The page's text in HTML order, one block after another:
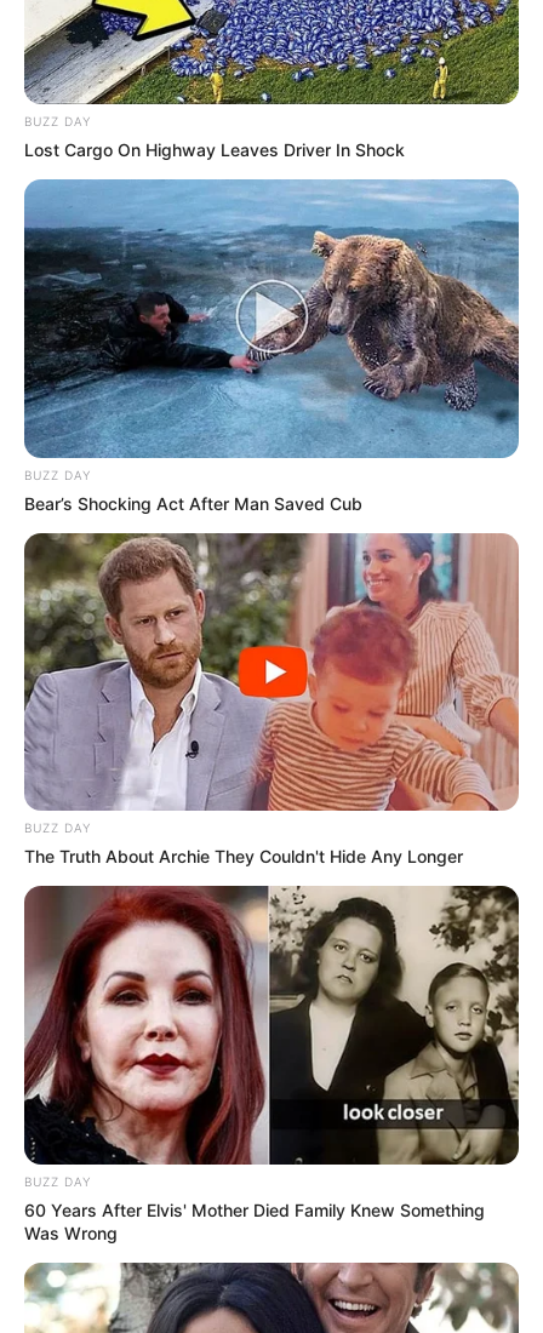
BUZZ DAY
Lost Cargo On Highway Leaves Driver In Shock
BUZZ DAY
Bear’s Shocking Act After Man Saved Cub
BUZZ DAY
The Truth About Archie They Couldn't Hide Any Longer
BUZZ DAY
60 Years After Elvis' Mother Died Family Knew Something
Was Wrong